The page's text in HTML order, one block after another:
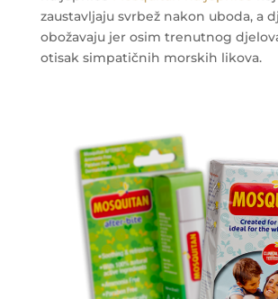
zaustavljaju svrbež nakon uboda, a
obožavaju jer osim trenutnog
otisak simpatičnih morskih likova.